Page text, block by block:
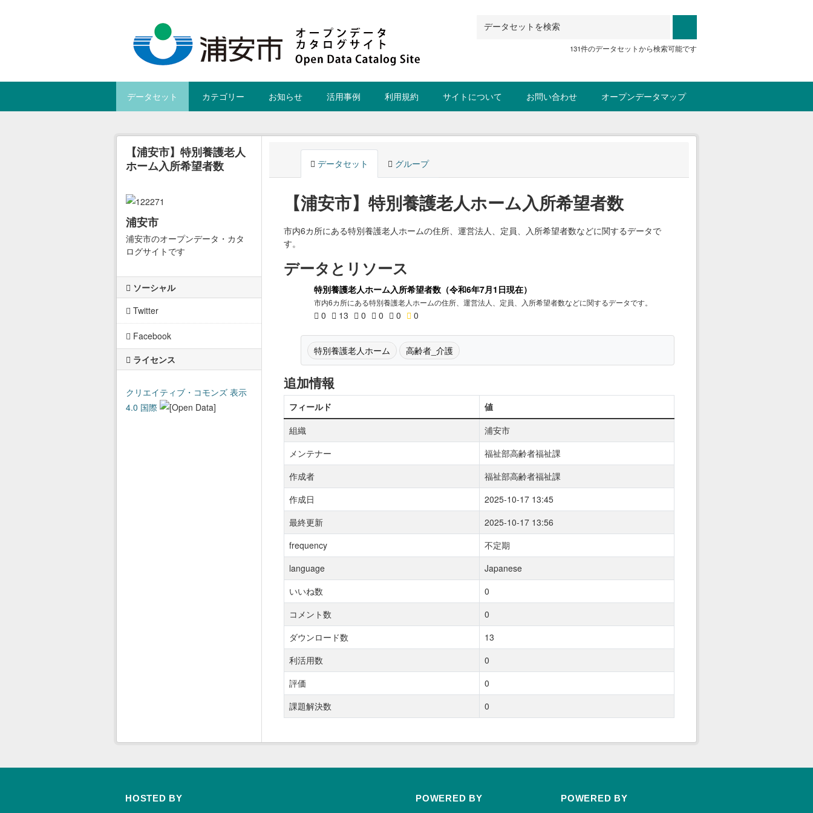
131件のデータセットから検索可能です
データセット カテゴリー お知らせ 活用事例 利用規約 サイトについて お問い合わせ オープンデータマップ
【浦安市】特別養護老人
ホーム入所希望者数
浦安市
浦安市のオープンデータ・カタ
ログサイトです
ソーシャル
Twitter
Facebook
ライセンス
クリエイティブ・コモンズ 表示
4.0 国際
データセット グループ
【浦安市】特別養護老人ホーム入所希望者数
市内6カ所にある特別養護老人ホームの住所、運営法人、定員、入所希望者数などに関するデータで
す。
データとリソース
特別養護老人ホーム入所希望者数（令和6年7月1日現在）
市内6カ所にある特別養護老人ホームの住所、運営法人、定員、入所希望者数などに関するデータです。
0 13 0 0 0 0
特別養護老人ホーム 高齢者_介護
追加情報
フィールド
値
組織
浦安市
メンテナー
福祉部高齢者福祉課
作成者
福祉部高齢者福祉課
作成日
2025-10-17 13:45
最終更新
2025-10-17 13:56
frequency
不定期
language
Japanese
いいね数
0
コメント数
0
ダウンロード数
13
利活用数
0
評価
0
課題解決数
0
HOSTED BY POWERED BY POWERED BY